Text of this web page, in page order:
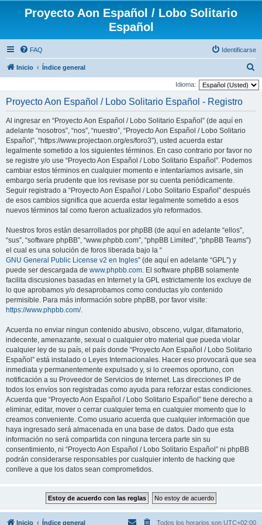
Proyecto Aon Español / Lobo Solitario
Español
FAQ Identificarse
Inicio Índice general
u
Idioma:
Proyecto Aon Español / Lobo Solitario Español - Registro
Al ingresar en “Proyecto Aon Español / Lobo Solitario Español” (de aquí en
adelante “nosotros”, “nos”, “nuestro”, “Proyecto Aon Español / Lobo Solitario
Español”, “https://www.projectaon.org/es/foro3”), usted acuerda estar
legalmente sometido a los siguientes términos. En caso contrario por favor no
se registre y/o use “Proyecto Aon Español / Lobo Solitario Español”. Podemos
cambiar estos términos en cualquier momento e intentaríamos avisarle, sin
embargo sería prudente que los revisase por su cuenta periódicamente.
Seguir registrado a “Proyecto Aon Español / Lobo Solitario Español” después
de esos cambios significa que acuerda estar legalmente sometido a esos
nuevos términos tal como fueron actualizados y/o reformados.
Nuestros foros están desarrollados por phpBB (de aquí en adelante “ellos”,
“sus”, “software phpBB”, “www.phpbb.com”, “phpBB Limited”, “phpBB Teams”)
el cual es una solución de foros liberada bajo la “
GNU General Public License v2 en Ingles” (de aquí en adelante “GPL”) y
puede ser descargada de www.phpbb.com. El software phpBB solamente
facilita discusiones basadas en Internet y la GPL estrictamente los excluye de
lo que aprobamos y/o desaprobamos como conductas y/o contenido
permisible. Para más información sobre phpBB, por favor visite:
https://www.phpbb.com/.
Acuerda no enviar ningun contenido abusivo, obsceno, vulgar, difamatorio,
indecente, amenazante, sexual o cualquier otro material que pueda violar
cualquier ley de su país, el país donde “Proyecto Aon Español / Lobo Solitario
Español” está instalado o Leyes Internacionales. Hacer eso provocará que sea
inmediata y permanentemente expulsado y, si lo creemos oportuno, con
notificación a su Proveedor de Servicios de Internet. Las direcciones IP de
todos los envíos son registradas como ayuda para reforzar estas condiciones.
Acuerda que “Proyecto Aon Español / Lobo Solitario Español” tiene derecho a
eliminar, editar, mover o cerrar cualquier tema en cualquier momento que lo
creamos conveniente. Como usuario acuerda que cualquier información que
haya ingresado será almacenada en una base de datos. Dado que esta
información no será compartida con ninguna tercera parte sin su
consentimiento, ni “Proyecto Aon Español / Lobo Solitario Español” ni phpBB
podrán considerarse responsables por cualquier intento de hacking que
conlleve a que los datos sean comprometidos.
Inicio Índice general Todos los horarios son UTC+02:00